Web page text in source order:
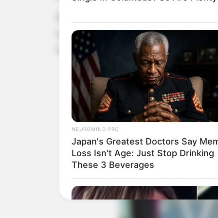
roupas e agasalhos. A presidente
campanha.
NEUROMIND PRO
Japan's Greatest Doctors Say
Loss Isn't Age: Just Stop Drinking
These 3 Beverages